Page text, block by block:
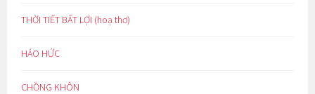
THỜI TIẾT BẤT LỢI (hoạ thơ)
HÁO HỨC
CHỒNG KHÔN